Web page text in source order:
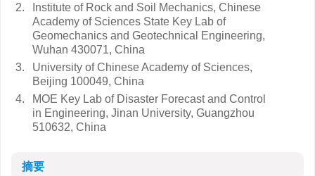
2.
Institute of Rock and Soil Mechanics, Chinese
Academy of Sciences State Key Lab of
Geomechanics and Geotechnical Engineering,
Wuhan 430071, China
3.
University of Chinese Academy of Sciences,
Beijing 100049, China
4.
MOE Key Lab of Disaster Forecast and Control
in Engineering, Jinan University, Guangzhou
510632, China
摘要